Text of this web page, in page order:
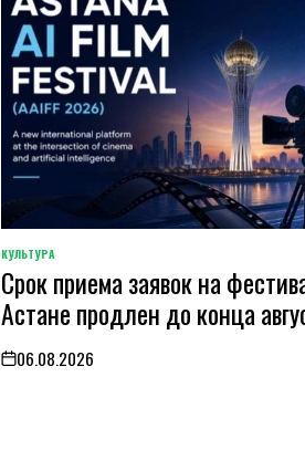
POSTED
IN
КУЛЬТУРА
Срок приема заявок на
Астане продлен до конца
on06.08.2026